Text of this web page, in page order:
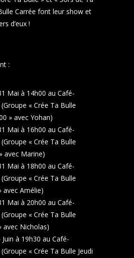
Carrée font leur show et
d’eux !
:
Mai à 14h00 au Café-
« Crée Ta Bulle
» avec Yohan)
Mai à 16h00 au Café-
« Crée Ta Bulle
avec Marine)
Mai à 18h00 au Café-
« Crée Ta Bulle
avec Amélie)
Mai à 20h00 au Café-
« Crée Ta Bulle
avec Nicholas)
à 19h30 au Café-
« Crée Ta Bulle Jeudi